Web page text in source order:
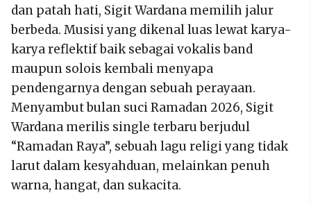
dan patah hati, Sigit Wardana memilih jalur
berbeda. Musisi yang dikenal luas lewat karya-
karya reflektif baik sebagai vokalis band
maupun solois kembali menyapa
pendengarnya dengan sebuah perayaan.
Menyambut bulan suci Ramadan 2026, Sigit
Wardana merilis single terbaru berjudul
“Ramadan Raya”, sebuah lagu religi yang tidak
larut dalam kesyahduan, melainkan penuh
warna, hangat, dan sukacita.